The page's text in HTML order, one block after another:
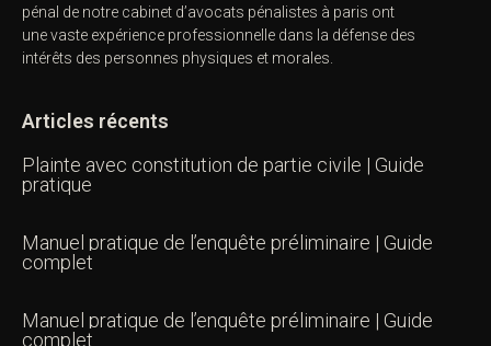
pénal de notre cabinet d’avocats pénalistes à paris ont
une vaste expérience professionnelle dans la défense des
intérêts des personnes physiques et morales.
Articles récents
Plainte avec constitution de partie civile | Guide
pratique
Manuel pratique de l’enquête préliminaire | Guide
complet
Manuel pratique de l’enquête préliminaire | Guide
complet